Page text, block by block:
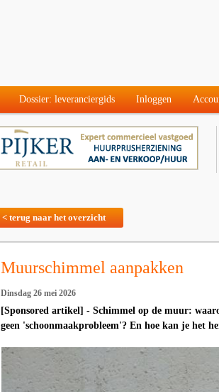
Dossier: leveranciergids Inloggen
< terug naar het overzicht
Muurschimmel aanpakken
Dinsdag 26 mei 2026
[Sponsored artikel] - Schimmel op de muur:
geen 'schoonmaakprobleem'? En hoe kan je het